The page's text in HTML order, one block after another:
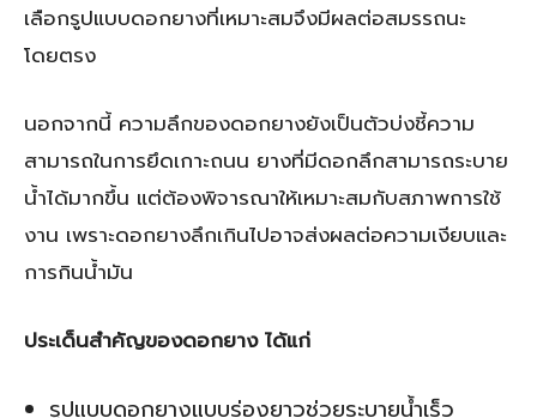
เลือกรูปแบบดอกยางที่เหมาะสมจึงมีผลต่อสมรรถนะ
โดยตรง
นอกจากนี้ ความลึกของดอกยางยังเป็นตัวบ่งชี้ความ
สามารถในการยึดเกาะถนน ยางที่มีดอกลึกสามารถระบาย
น้ำได้มากขึ้น แต่ต้องพิจารณาให้เหมาะสมกับสภาพการใช้
งาน เพราะดอกยางลึกเกินไปอาจส่งผลต่อความเงียบและ
การกินน้ำมัน
ประเด็นสำคัญของดอกยาง ได้แก่
รูปแบบดอกยางแบบร่องยาวช่วยระบายน้ำเร็ว